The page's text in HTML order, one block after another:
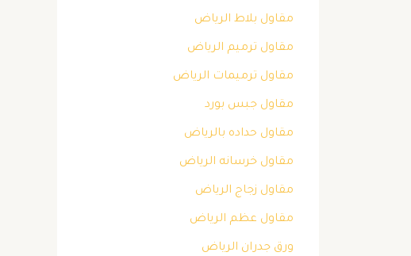
مقاول بلاط الرياض
مقاول ترميم الرياض
مقاول ترميمات الرياض
مقاول جبس بورد
مقاول حداده بالرياض
مقاول خرسانه الرياض
مقاول زجاج الرياض
مقاول عظم الرياض
ورق جدران الرياض